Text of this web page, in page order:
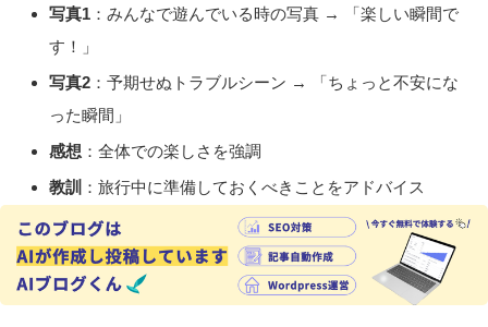
写真1 ：みんなで遊んでいる時の写真 → 「楽しい瞬間で
す！」
写真2 ：予期せぬトラブルシーン → 「ちょっと不安にな
った瞬間」
感想 ：全体での楽しさを強調
教訓 ：旅行中に準備しておくべきことをアドバイス
質問：読者を引き込む問いかけ
締めの挨拶：感謝の気持ちを表す